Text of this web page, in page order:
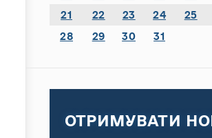
21
22 23 24 25
28
29 30 31
ОТРИМУВАТИ